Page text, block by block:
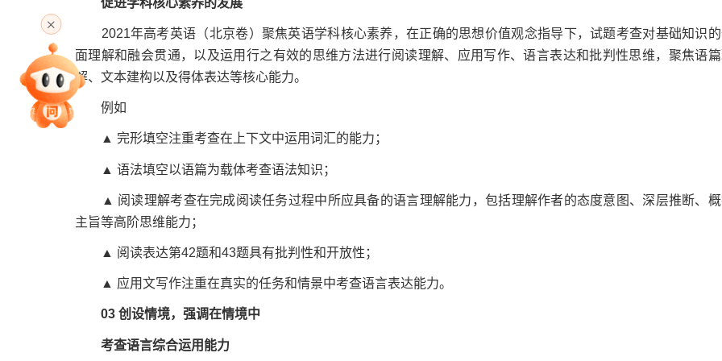
专家指导课
2021年高考英语（北京卷）聚焦英语学科核心素养，在正确的思想价值观念指导下，试题考查对基础知识
面理解和融会贯通，以及运用行之有效的思维方法进行阅读理解、应用写作、语言表达和批判性思维，聚焦语
解、文本建构以及得体表达等核心能力。
例如
▲ 完形填空注重考查在上下文中运用词汇的能力；
▲ 语法填空以语篇为载体考查语法知识；
▲ 阅读理解考查在完成阅读任务过程中所应具备的语言理解能力，包括理解作者的态度意图、深层推断、
主旨等高阶思维能力；
▲ 阅读表达第42题和43题具有批判性和开放性；
▲ 应用文写作注重在真实的任务和情景中考查语言表达能力。
03 创设情境，强调在情境中
考查语言综合运用能力